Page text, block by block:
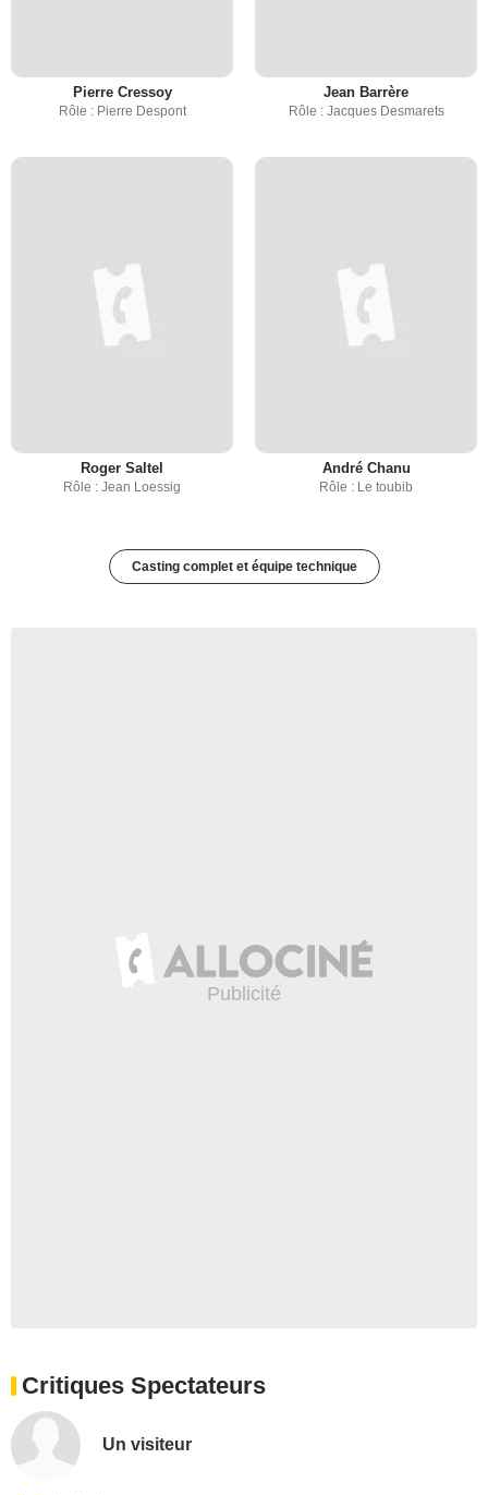
Pierre Cressoy
Rôle : Pierre Despont
Jean Barrère
Rôle : Jacques Desmarets
Roger Saltel
Rôle : Jean Loessig
André Chanu
Rôle : Le toubib
Casting complet et équipe technique
Critiques Spectateurs
Un visiteur